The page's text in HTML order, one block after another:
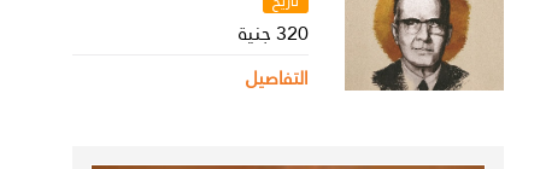
320 جنية
التفاصيل